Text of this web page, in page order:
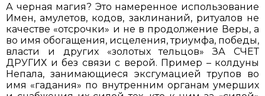
А черная магия? Это намеренное использование
Имен, амулетов, кодов, заклинаний, ритуалов не
качестве «отсрочки» и не в продолжение Веры, а
во имя обогащения, исцеления, триумфа, победы,
власти и других «золотых тельцов» ЗА СЧЕТ
ДРУГИХ и без связи с верой. Пример – колдуны
Непала, занимающиеся эксгумацией трупов во
имя «гадания» по внутренним органам умерших